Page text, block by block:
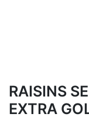
RAISINS
EXTRA